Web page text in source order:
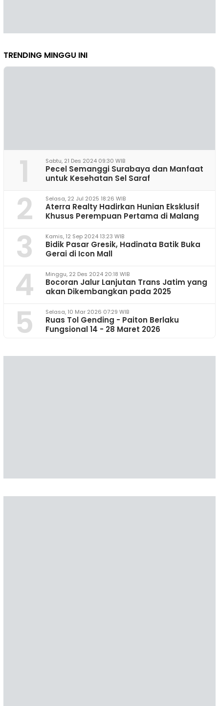
TRENDING MINGGU INI
1 Sabtu, 21 Des 2024 09:30 WIB
Pecel Semanggi Surabaya dan Manfaat
untuk Kesehatan Sel Saraf
2 Selasa, 22 Jul 2025 18:26 WIB
Aterra Realty Hadirkan Hunian Eksklusif
Khusus Perempuan Pertama di Malang
3 Kamis, 12 Sep 2024 13:23 WIB
Bidik Pasar Gresik, Hadinata Batik Buka
Gerai di Icon Mall
4 Minggu, 22 Des 2024 20:18 WIB
Bocoran Jalur Lanjutan Trans Jatim yang
akan Dikembangkan pada 2025
5 Selasa, 10 Mar 2026 07:29 WIB
Ruas Tol Gending - Paiton Berlaku
Fungsional 14 - 28 Maret 2026